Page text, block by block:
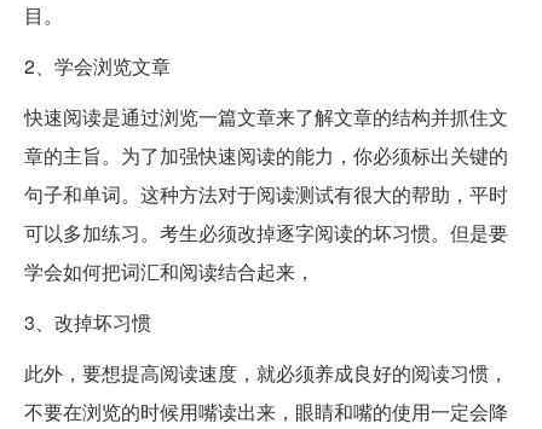
目。
2、学会浏览文章
快速阅读是通过浏览一篇文章来了解文章的结构并抓住文
章的主旨。为了加强快速阅读的能力，你必须标出关键的
句子和单词。这种方法对于阅读测试有很大的帮助，平时
可以多加练习。考生必须改掉逐字阅读的坏习惯。但是要
学会如何把词汇和阅读结合起来，
3、改掉坏习惯
此外，要想提高阅读速度，就必须养成良好的阅读习惯，
不要在浏览的时候用嘴读出来，眼睛和嘴的使用一定会降